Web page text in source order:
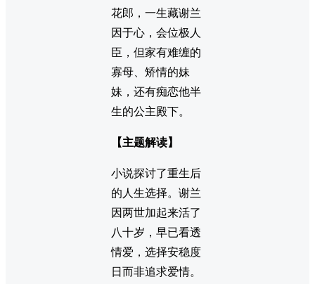
花郎，一生藏谢兰
因于心，会位极人
臣，但家有难缠的
寡母、矫情的妹
妹，还有痴恋他半
生的公主殿下。
【主题解读】
小说探讨了重生后
的人生选择。谢兰
因两世加起来活了
八十岁，早已看透
情爱，选择安稳度
日而非追求爱情。